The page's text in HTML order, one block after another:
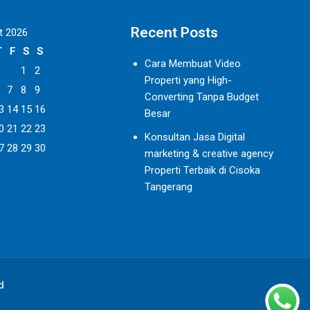
2026
F S
S
1
2
7 8
9
14 15 16
21 22 23
28 29 30
Recent Posts
Cara Membuat Video
Properti yang High-
Converting Tanpa Budget
Besar
Konsultan Jasa Digital
marketing & creative agency
Properti Terbaik di Cisoka
Tangerang